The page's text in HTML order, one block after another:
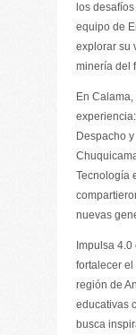
los
equipo de
explorar su
minería del
En
Despacho
Tecnología
nuevas
Impulsa
fortalecer
región de
educativas
busca